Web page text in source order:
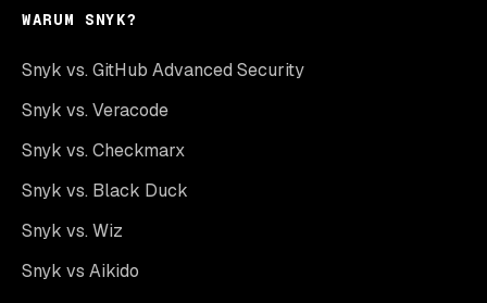
WARUM SNYK?
Snyk vs. GitHub Advanced Security
Snyk vs. Veracode
Snyk vs. Checkmarx
Snyk vs. Black Duck
Snyk vs. Wiz
Snyk vs Aikido